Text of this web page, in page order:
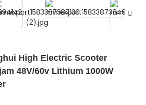
High Electric Scooter
48V/60v Lithium 1000W